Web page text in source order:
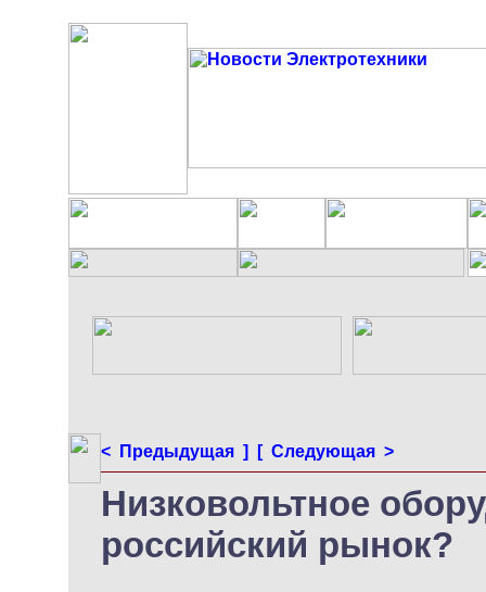
< Предыдущая ] [ Следующая >
Низковольтное
российский рынок?